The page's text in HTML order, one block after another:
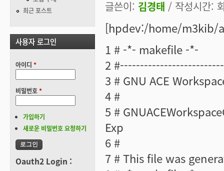
글쓴이: 김경태 / 작성시간:
[hpdev:/home/m3kib/
1 # -*- makefile -*-
2
3 # GNU ACE
4 #
5 #
Exp
6 #
7 # This file was
최근 포스트
사용자 로그인
아이디 *
비밀번호*
가입하기
새로운 비밀번호 요청하기
Oauth2 Login :